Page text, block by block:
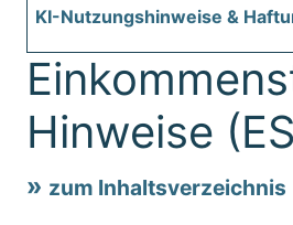
KI-Nutzungshinweise &
Hinweise
zum Inhaltsverzeichnis